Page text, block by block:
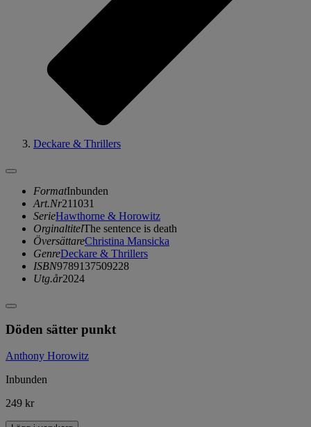
Deckare & Thrillers
FormatInbunden
Art.Nr211031
SerieHawthorne & Horowitz
OrginaltitelThe sentence is death
ÖversättareChristina Mansicka
GenreDeckare & Thrillers
ISBN9789137509228
Utg.år2024
Döden sätter punkt
Anthony Horowitz
Inbunden
249 kr